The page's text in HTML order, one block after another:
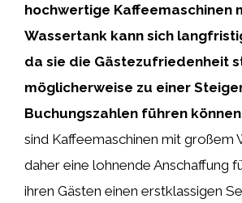
hochwertige Kaffeemaschinen
Wassertank kann sich
da sie die Gästezufriedenheit
möglicherweise zu einer
Buchungszahlen führen
sind Kaffeemaschinen mit großem
daher eine lohnende Anschaffung
ihren Gästen einen erstklassigen